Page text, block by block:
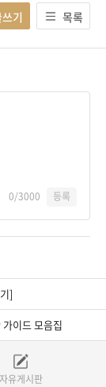
기 목록
0/3000 등록
]
이드 모음집
자유게시판